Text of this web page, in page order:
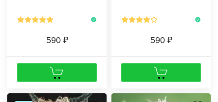
590
даже подрезки.
590